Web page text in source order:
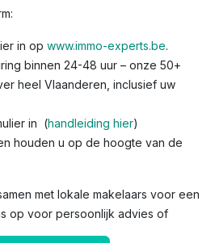
in op www.immo-experts.be.
binnen 24-48 uur – onze 50+
heel Vlaanderen, inclusief uw
in (handleiding hier)
houden u op de hoogte van de
met lokale makelaars voor een
op voor persoonlijk advies of